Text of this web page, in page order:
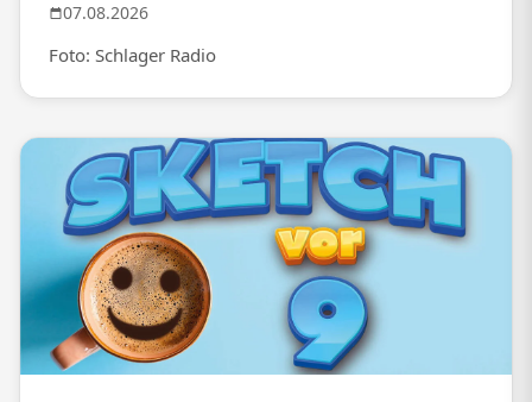
07.08.2026
Foto: Schlager Radio